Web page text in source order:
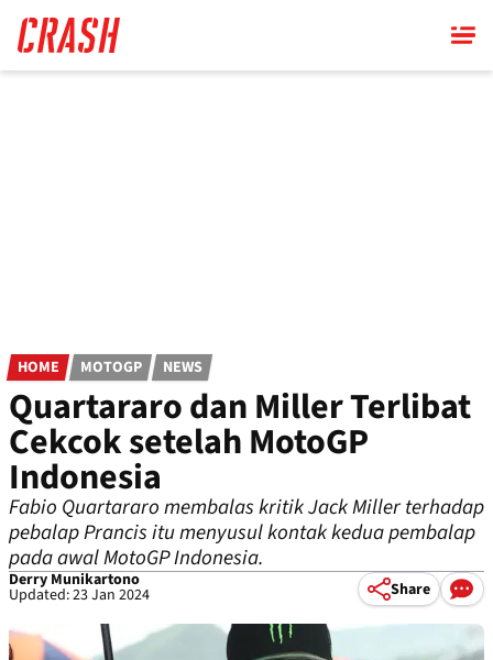
main
content
HOME MOTOGP NEWS
Quartararo dan Miller Terlibat
Cekcok setelah MotoGP
Indonesia
Fabio Quartararo membalas kritik Jack Miller terhadap
pebalap Prancis itu menyusul kontak kedua pembalap
pada awal MotoGP Indonesia.
Derry Munikartono
Updated: 23 Jan 2024 Share